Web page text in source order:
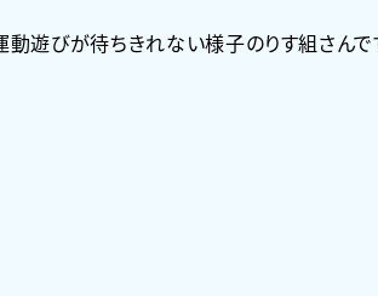
動遊びが待ちきれない様子のりす組さんで